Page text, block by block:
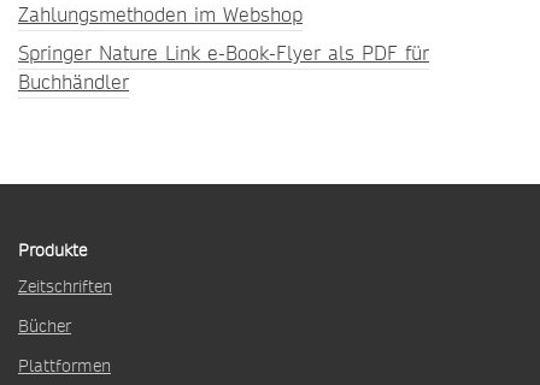
Zahlungsmethoden im Webshop
Springer Nature Link e-Book-Flyer als PDF für
Buchhändler
Produkte
Zeitschriften
Bücher
Plattformen